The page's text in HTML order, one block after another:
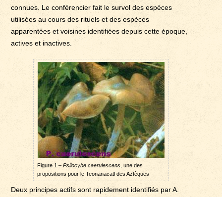
connues. Le conférencier fait le survol des espèces
utilisées au cours des rituels et des espèces
apparentées et voisines identifiées depuis cette époque,
actives et inactives.
Figure 1 – Psilocybe caerulescens, une des
propositions pour le Teonanacatl des Aztèques
Deux principes actifs sont rapidement identifiés par A.